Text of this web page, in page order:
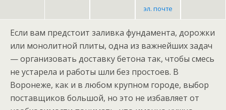
эл. почте
Если вам предстоит заливка фундамента, дорожки
или монолитной плиты, одна из важнейших задач
— организовать доставку бетона так, чтобы смесь
не устарела и работы шли без простоев. В
Воронеже, как и в любом крупном городе, выбор
поставщиков большой, но это не избавляет от